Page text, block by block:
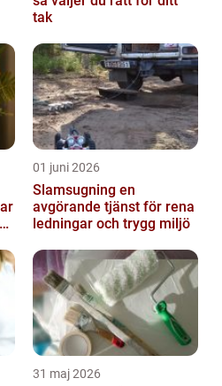
tak
01 juni 2026
Slamsugning en
avgörande tjänst för rena
ledningar och trygg miljö
31 maj 2026